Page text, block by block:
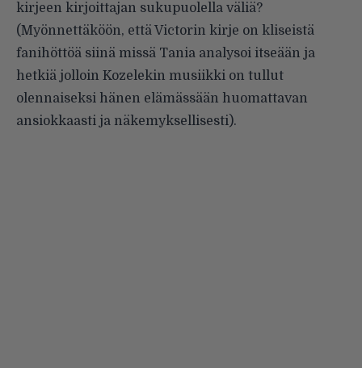
kirjeen kirjoittajan sukupuolella väliä?
(Myönnettäköön, että Victorin kirje on kliseistä
fanihöttöä siinä missä Tania analysoi itseään ja
hetkiä jolloin Kozelekin musiikki on tullut
olennaiseksi hänen elämässään huomattavan
ansiokkaasti ja näkemyksellisesti).